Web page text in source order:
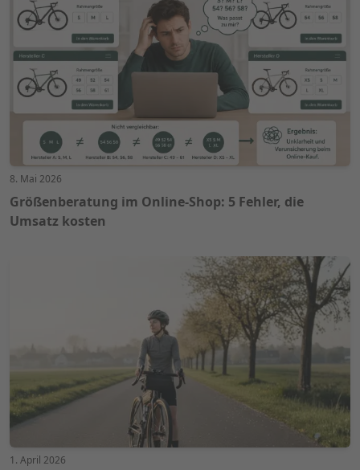
8. Mai 2026
Größenberatung im Online-Shop: 5 Fehler, die
Umsatz kosten
1. April 2026